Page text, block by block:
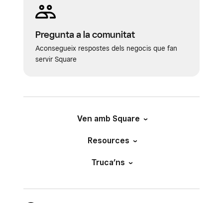
Pregunta a la comunitat
Aconsegueix respostes dels negocis que fan
servir Square
Ven amb Square
Resources
Truca’ns